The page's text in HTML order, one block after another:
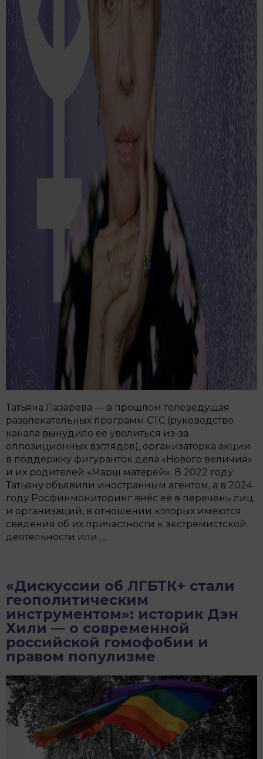
Татьяна Лазарева — в прошлом телеведущая
развлекательных программ СТС (руководство
канала вынудило её уволиться из-за
оппозиционных взглядов), организаторка акции
в поддержку фигуранток дела «Нового величия»
и их родителей «Марш матерей». В 2022 году
Татьяну объявили иностранным агентом, а в 2024
году Росфинмониторинг внёс её в перечень лиц
и организаций, в отношении которых имеются
сведения об их причастности к экстремистской
деятельности или …
мне»:
интервью
с
Татьяной
Лазаревой
«Дискуссии об ЛГБТК+ стали
геополитическим
инструментом»: историк Дэн
Хили — о современной
российской гомофобии и
правом популизме